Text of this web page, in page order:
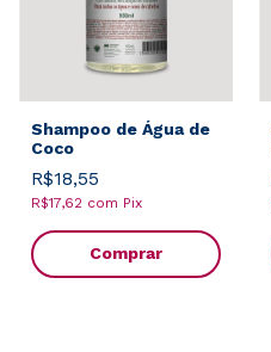
Shampoo de Água de
Coco
R$18,55
R$17,62 com Pix
Comprar